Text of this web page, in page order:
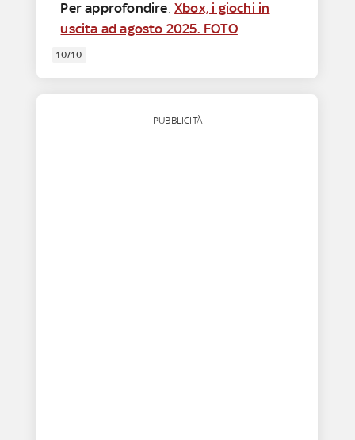
Per approfondire:Xbox, i giochi in
uscita ad agosto 2025. FOTO
10/10
PUBBLICITÀ